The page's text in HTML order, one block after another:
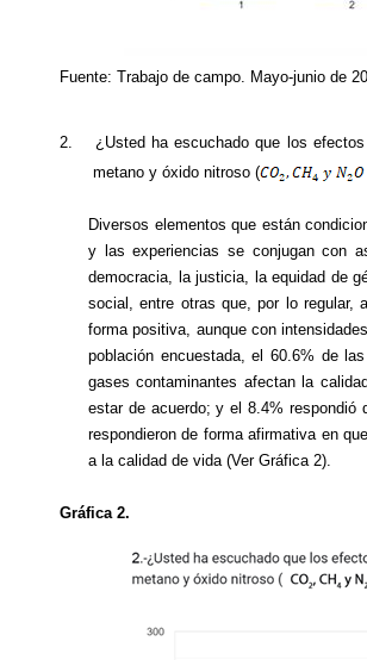
Fuente: Trabajo de campo. Mayo-junio de
2.
¿Usted ha escuchado que los
metano y óxido nitroso (
Diversos elementos que están
y las experiencias se conjugan con
democracia, la justicia, la equidad de
social, entre otras que, por lo regular,
forma positiva, aunque con
población encuestada, el 60.6% de
gases contaminantes afectan la
estar de acuerdo; y el 8.4% respondió
respondieron de forma afirmativa en
a la calidad de vida (Ver Gráfica 2).
Gráfica 2.